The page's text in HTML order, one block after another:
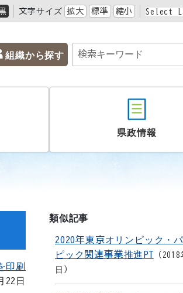
文字サイズ 拡大 標準 縮小 Select
組織から探す
県政情報
印刷
22日
類似記事
2020年東京オリンピック・
ピック関連事業推進PT
2018
日